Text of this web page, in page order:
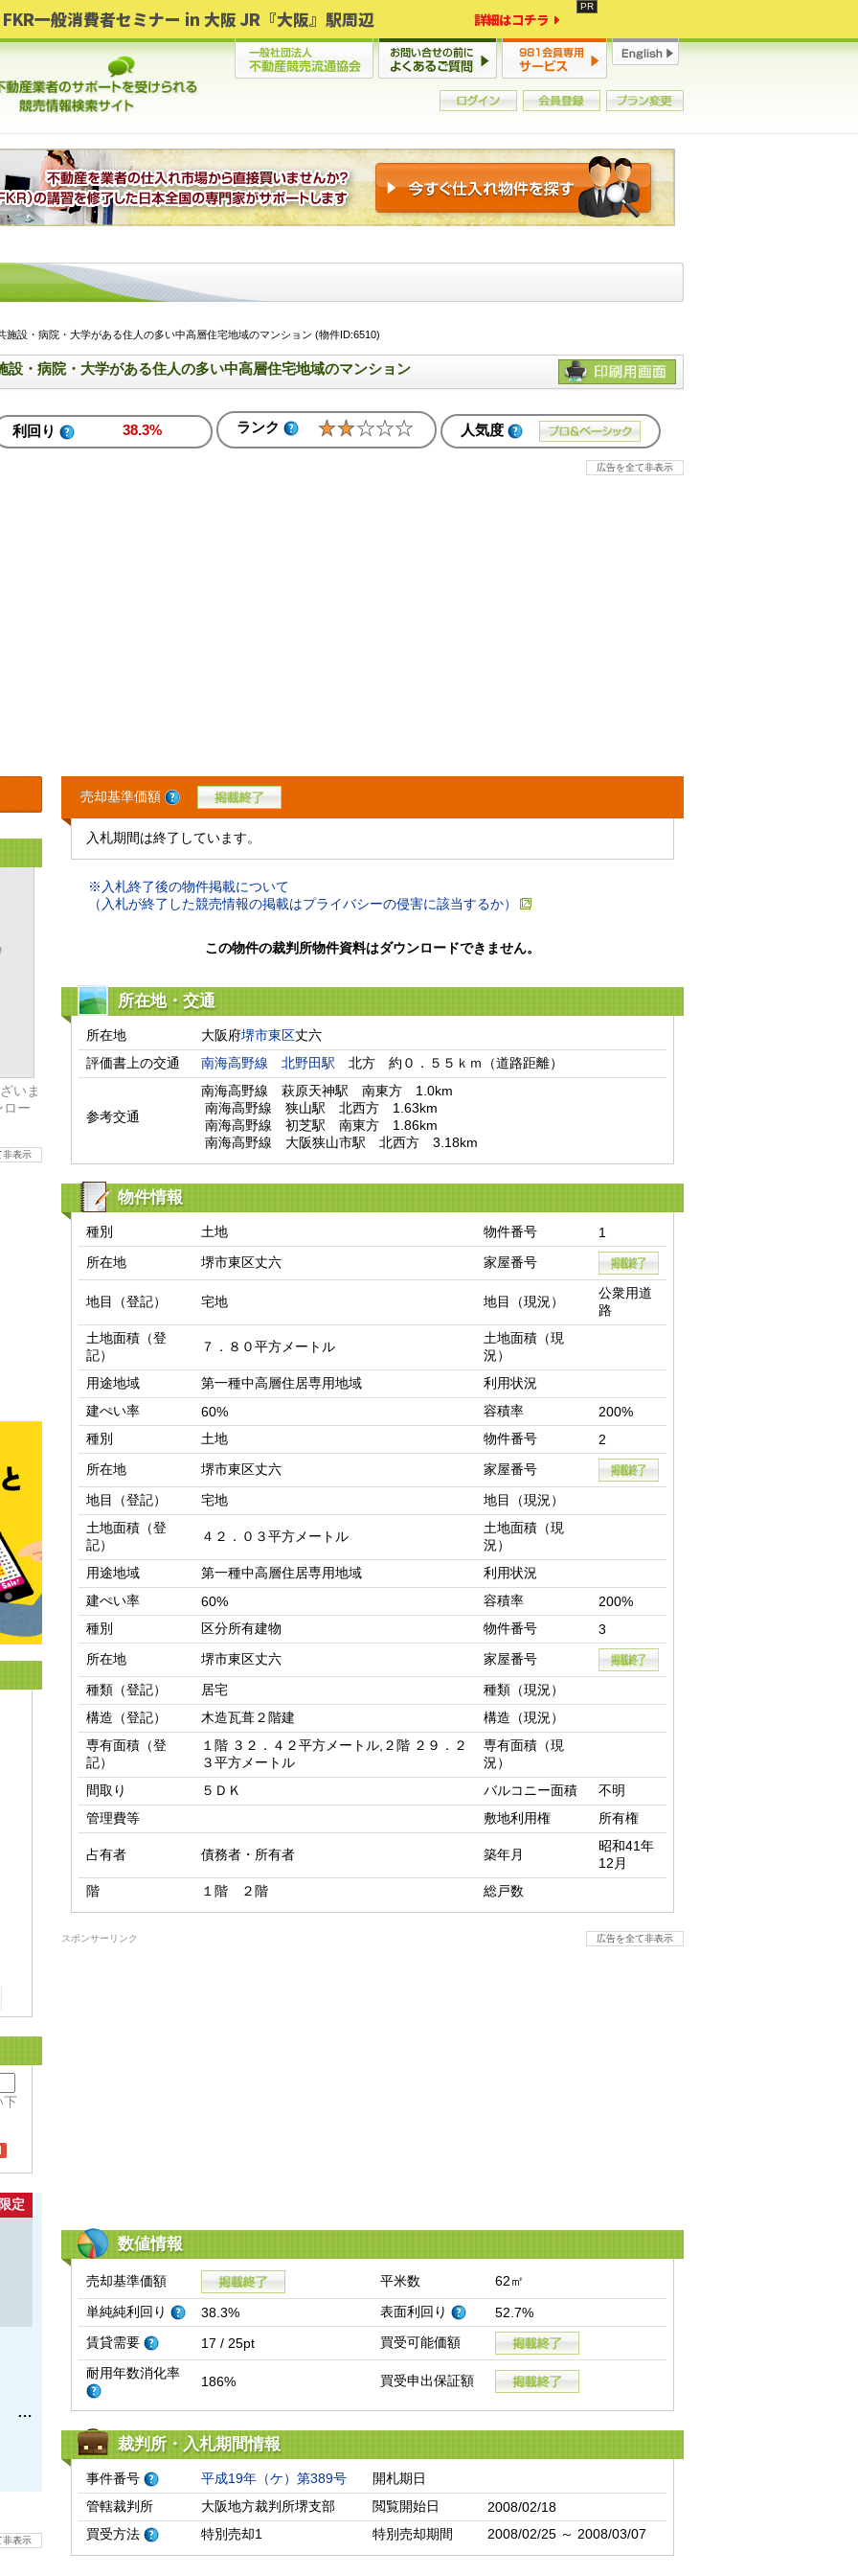
FKR一般消費者セミナー in 大阪 JR『大阪』駅周辺 詳細はコチラ
設・病院・大学がある住人の多い中高層住宅地域のマンション (物件ID:6510)
設・病院・大学がある住人の多い中高層住宅地域のマンション
利回り 38.3% ランク 人気度
広告を全て非表示
いま
ロー
非表示
下
定
非表示
売却基準価額
入札期間は終了しています。
※入札終了後の物件掲載について
（入札が終了した競売情報の掲載はプライバシーの侵害に該当するか）
この物件の裁判所物件資料はダウンロードできません。
所在地・交通
所在地 大阪府堺市東区丈六
評価書上の交通
南海高野線 北野田駅 北方　約０．５５ｋｍ（道路距離）
参考交通
南海高野線　萩原天神駅　南東方　1.0km
南海高野線　大阪狭山市駅　北西方　3.18km
物件情報
種別 土地 物件番号
1
所在地
堺市東区丈六 家屋番号
地目（登記） 宅地 地目（現況）
公衆用道
路
土地面積（登
記）
７．８０平方メートル
土地面積（現
況）
用途地域
第一種中高層住居専用地域
利用状況
建ぺい率
60% 容積率
200%
種別
土地 物件番号
2
所在地
堺市東区丈六
家屋番号
地目（登記）
宅地
地目（現況）
土地面積（登
記）
４２．０３平方メートル
土地面積（現
況）
用途地域
第一種中高層住居専用地域
利用状況
建ぺい率
60% 容積率
200%
種別
区分所有建物 物件番号
3
所在地
堺市東区丈六
家屋番号
種類（登記）
居宅
種類（現況）
構造（登記）
木造瓦葺２階建
構造（現況）
専有面積（登
記）
１階 ３２．４２平方メートル,２階 ２９．２
３平方メートル
専有面積（現
況）
間取り
５ＤＫ バルコニー面積
不明
管理費等
敷地利用権 所有権
占有者 債務者・所有者 築年月
昭和41年
12月
階
１階 ２階 総戸数
スポンサーリンク 広告を全て非表示
数値情報
売却基準価額 平米数
62㎡
単純純利回り
38.3% 表面利回り
52.7%
賃貸需要
17 / 25pt
買受可能価額
耐用年数消化率
186% 買受申出保証額
裁判所・入札期間情報
事件番号 平成19年（ケ）第389号
開札期日
管轄裁判所
大阪地方裁判所堺支部 閲覧開始日
2008/02/18
買受方法
特別売却1 特別売却期間 2008/02/25 ～ 2008/03/07